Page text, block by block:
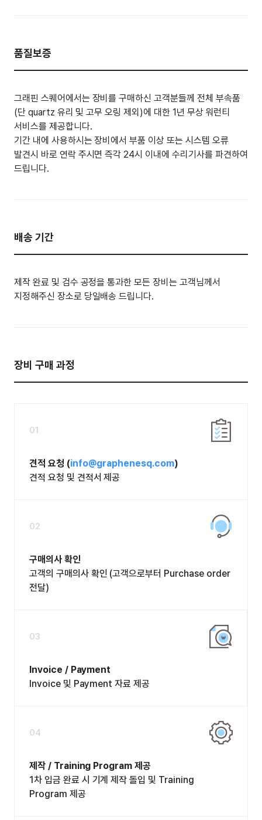
품질보증
그래핀 스퀘어에서는 장비를 구매하신 고객분들께 전체 부속품
(단 quartz 유리 및 고무 오링 제외)에 대한 1년 무상 워런티
서비스를 제공합니다.
기간 내에 사용하시는 장비에서 부품 이상 또는 시스템 오류
발견시 바로 연락 주시면 즉각 24시 이내에 수리기사를 파견하여
드립니다.
배송 기간
제작 완료 및 검수 공정을 통과한 모든 장비는 고객님께서
지정해주신 장소로 당일배송 드립니다.
장비 구매 과정
01
견적 요청 (info@graphenesq.com)
견적 요청 및 견적서 제공
02
구매의사 확인
고객의 구매의사 확인 (고객으로부터 Purchase order
전달)
03
Invoice / Payment
Invoice 및 Payment 자료 제공
04
제작 / Training Program 제공
1차 입금 완료 시 기계 제작 돌입 및 Training
Program 제공